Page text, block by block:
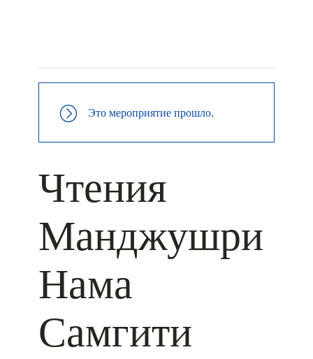
Это мероприятие прошло.
Чтения
Манджушри
Нама
Самгити